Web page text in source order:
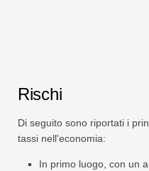
Rischi
Di seguito sono riportati i
tassi nell'economia:
In primo luogo, con un